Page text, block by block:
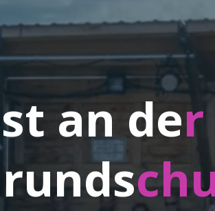
stan der
rundsch